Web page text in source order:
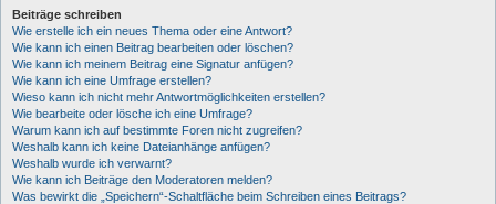
Beiträge schreiben
Wie erstelle ich ein neues Thema oder eine Antwort?
Wie kann ich einen Beitrag bearbeiten oder löschen?
Wie kann ich meinem Beitrag eine Signatur anfügen?
Wie kann ich eine Umfrage erstellen?
Wieso kann ich nicht mehr Antwortmöglichkeiten erstellen?
Wie bearbeite oder lösche ich eine Umfrage?
Warum kann ich auf bestimmte Foren nicht zugreifen?
Weshalb kann ich keine Dateianhänge anfügen?
Weshalb wurde ich verwarnt?
Wie kann ich Beiträge den Moderatoren melden?
Was bewirkt die „Speichern“-Schaltfläche beim Schreiben eines Beitrags?